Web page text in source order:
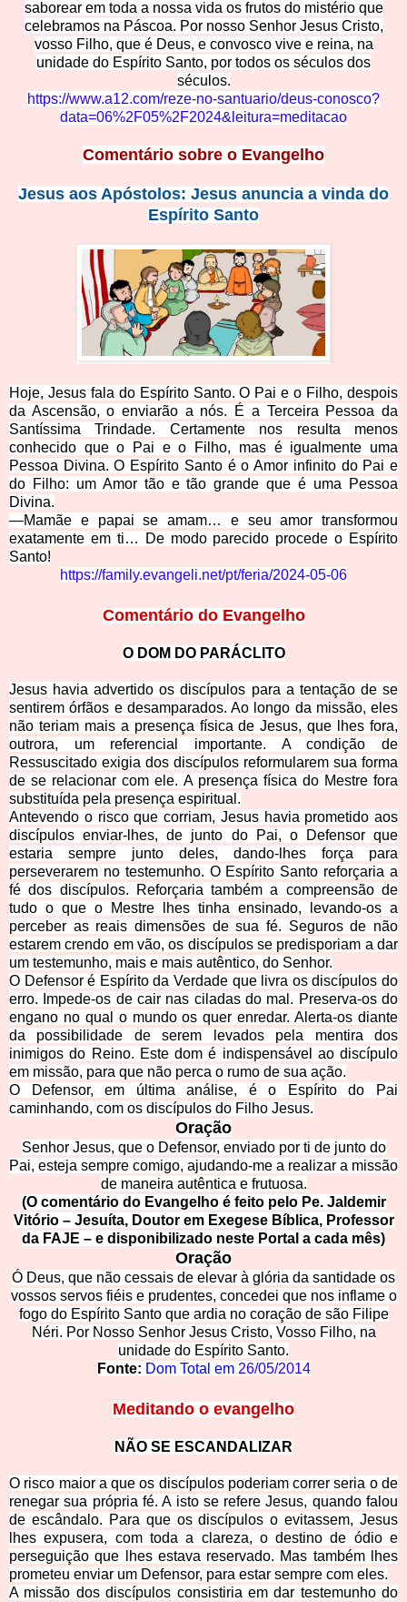
saborear em toda a nossa vida os frutos do mistério que
celebramos na Páscoa. Por nosso Senhor Jesus Cristo,
vosso Filho, que é Deus, e convosco vive e reina, na
unidade do Espírito Santo, por todos os séculos dos
séculos.
https://www.a12.com/reze-no-santuario/deus-conosco?
data=06%2F05%2F2024&leitura=meditacao
Comentário sobre o Evangelho
Jesus aos Apóstolos: Jesus anuncia a vinda do
Espírito Santo
Hoje, Jesus fala do Espírito Santo. O Pai e o Filho, despois
da Ascensão, o enviarão a nós. É a Terceira Pessoa da
Santíssima Trindade. Certamente nos resulta menos
conhecido que o Pai e o Filho, mas é igualmente uma
Pessoa Divina. O Espírito Santo é o Amor infinito do Pai e
do Filho: um Amor tão e tão grande que é uma Pessoa
Divina.
—Mamãe e papai se amam… e seu amor transformou
exatamente em ti… De modo parecido procede o Espírito
Santo!
https://family.evangeli.net/pt/feria/2024-05-06
Comentário do Evangelho
O DOM DO PARÁCLITO
Jesus havia advertido os discípulos para a tentação de se
sentirem órfãos e desamparados. Ao longo da missão, eles
não teriam mais a presença física de Jesus, que lhes fora,
outrora, um referencial importante. A condição de
Ressuscitado exigia dos discípulos reformularem sua forma
de se relacionar com ele. A presença física do Mestre fora
substituída pela presença espiritual.
Antevendo o risco que corriam, Jesus havia prometido aos
discípulos enviar-lhes, de junto do Pai, o Defensor que
estaria sempre junto deles, dando-lhes força para
perseverarem no testemunho. O Espírito Santo reforçaria a
fé dos discípulos. Reforçaria também a compreensão de
tudo o que o Mestre lhes tinha ensinado, levando-os a
perceber as reais dimensões de sua fé. Seguros de não
estarem crendo em vão, os discípulos se predisporiam a dar
um testemunho, mais e mais autêntico, do Senhor.
O Defensor é Espírito da Verdade que livra os discípulos do
erro. Impede-os de cair nas ciladas do mal. Preserva-os do
engano no qual o mundo os quer enredar. Alerta-os diante
da possibilidade de serem levados pela mentira dos
inimigos do Reino. Este dom é indispensável ao discípulo
em missão, para que não perca o rumo de sua ação.
O Defensor, em última análise, é o Espírito do Pai
caminhando, com os discípulos do Filho Jesus.
Oração
Senhor Jesus, que o Defensor, enviado por ti de junto do
Pai, esteja sempre comigo, ajudando-me a realizar a missão
de maneira autêntica e frutuosa.
(O comentário do Evangelho é feito pelo Pe. Jaldemir
Vitório – Jesuíta, Doutor em Exegese Bíblica, Professor
da FAJE – e disponibilizado neste Portal a cada mês)
Oração
Ó Deus, que não cessais de elevar à glória da santidade os
vossos servos fiéis e prudentes, concedei que nos inflame o
fogo do Espírito Santo que ardia no coração de são Filipe
Néri. Por Nosso Senhor Jesus Cristo, Vosso Filho, na
unidade do Espírito Santo.
Fonte: Dom Total em 26/05/2014
Meditando o evangelho
NÃO SE ESCANDALIZAR
O risco maior a que os discípulos poderiam correr seria o de
renegar sua própria fé. A isto se refere Jesus, quando falou
de escândalo. Para que os discípulos o evitassem, Jesus
lhes expusera, com toda a clareza, o destino de ódio e
perseguição que lhes estava reservado. Mas também lhes
prometeu enviar um Defensor, para estar sempre com eles.
A missão dos discípulos consistiria em dar testemunho do